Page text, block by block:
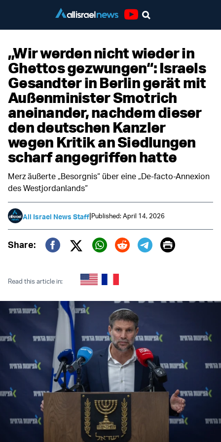
„Wir werden nicht wieder in
Ghettos gezwungen“: Israels
Gesandter in Berlin gerät mit
Außenminister Smotrich
aneinander, nachdem dieser
den deutschen Kanzler
wegen Kritik an Siedlungen
scharf angegriffen hatte
Merz äußerte „Besorgnis“ über eine „De-facto-Annexion
des Westjordanlands“
All Israel News Staff|Published: April 14, 2026
Share:
Twitter (X)
Print
Read this article in: